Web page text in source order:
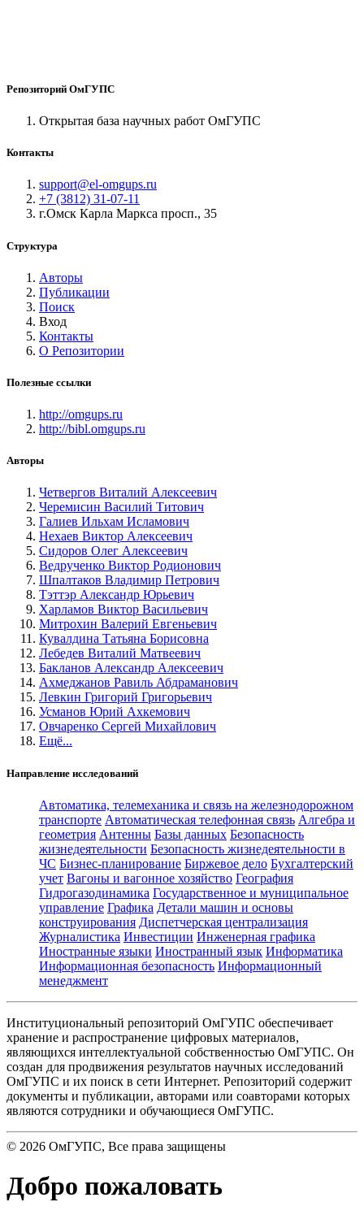
Репозиторий ОмГУПС
Открытая база научных работ ОмГУПС
Контакты
support@el-omgups.ru
+7 (3812) 31-07-11
г.Омск Карла Маркса просп., 35
Структура
Авторы
Публикации
Поиск
Вход
Контакты
О Репозитории
Полезные ссылки
http://omgups.ru
http://bibl.omgups.ru
Авторы
Четвергов Виталий Алексеевич
Черемисин Василий Титович
Галиев Ильхам Исламович
Нехаев Виктор Алексеевич
Сидоров Олег Алексеевич
Ведрученко Виктор Родионович
Шпалтаков Владимир Петрович
Тэттэр Александр Юрьевич
Харламов Виктор Васильевич
Митрохин Валерий Евгеньевич
Кувалдина Татьяна Борисовна
Лебедев Виталий Матвеевич
Бакланов Александр Алексеевич
Ахмеджанов Равиль Абдраманович
Левкин Григорий Григорьевич
Усманов Юрий Ахкемович
Овчаренко Сергей Михайлович
Ещё...
Направление исследований
Автоматика, телемеханика и связь на железнодорожном
транспорте Автоматическая телефонная связь Алгебра и
геометрия Антенны Базы данных Безопасность
жизнедеятельности Безопасность жизнедеятельности в
ЧС Бизнес-планирование Биржевое дело Бухгалтерский
учет Вагоны и вагонное хозяйство География
Гидрогазодинамика Государственное и муниципальное
управление Графика Детали машин и основы
конструирования Диспетчерская централизация
Журналистика Инвестиции Инженерная графика
Иностранные языки Иностранный язык Информатика
Информационная безопасность Информационный
менеджмент
Институциональный репозиторий ОмГУПС обеспечивает
хранение и распространение цифровых материалов,
являющихся интеллектуальной собственностью ОмГУПС. Он
создан для продвижения результатов научных исследований
ОмГУПС и их поиск в сети Интернет. Репозиторий содержит
документы и публикации, авторами или соавторами которых
являются сотрудники и обучающиеся ОмГУПС.
© 2026 ОмГУПС, Все права защищены
Добро пожаловать